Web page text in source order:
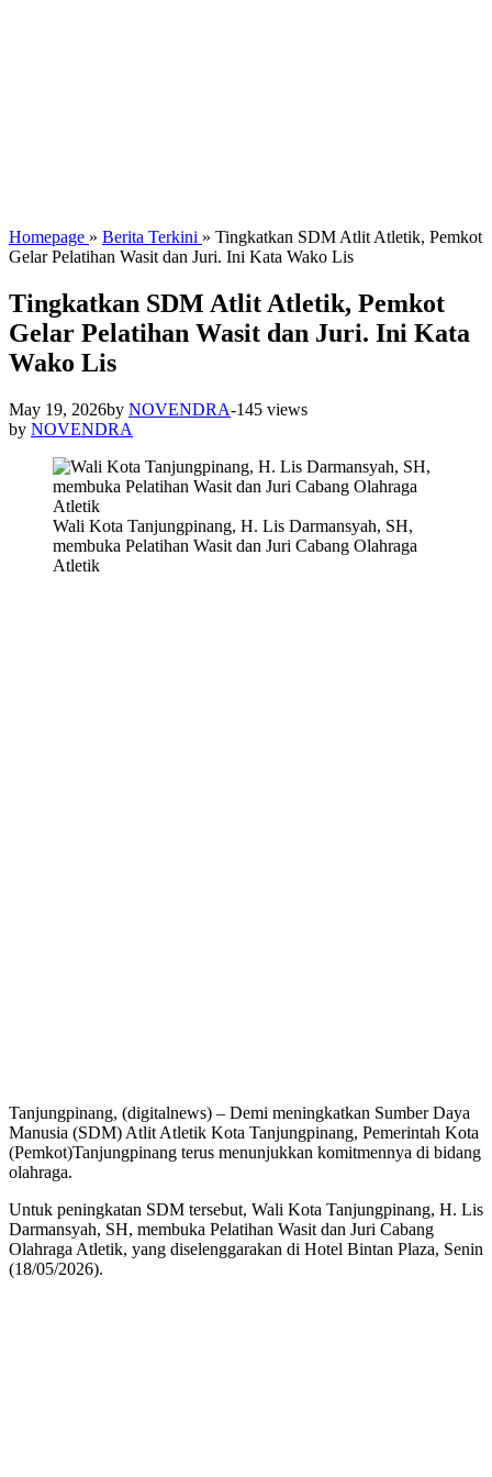
Homepage » Berita Terkini » Tingkatkan SDM Atlit Atletik, Pemkot
Gelar Pelatihan Wasit dan Juri. Ini Kata Wako Lis
Tingkatkan SDM Atlit Atletik, Pemkot
Gelar Pelatihan Wasit dan Juri. Ini Kata
Wako Lis
May 19, 2026by NOVENDRA-145 views
by NOVENDRA
Wali Kota Tanjungpinang, H. Lis Darmansyah, SH,
membuka Pelatihan Wasit dan Juri Cabang Olahraga
Atletik
Tanjungpinang, (digitalnews) – Demi meningkatkan Sumber Daya
Manusia (SDM) Atlit Atletik Kota Tanjungpinang, Pemerintah Kota
(Pemkot)Tanjungpinang terus menunjukkan komitmennya di bidang
olahraga.
Untuk peningkatan SDM tersebut, Wali Kota Tanjungpinang, H. Lis
Darmansyah, SH, membuka Pelatihan Wasit dan Juri Cabang
Olahraga Atletik, yang diselenggarakan di Hotel Bintan Plaza, Senin
(18/05/2026).